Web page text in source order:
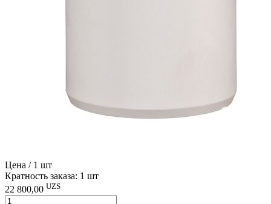
Цена / 1 шт
Кратность заказа: 1 шт
22 800,00 UZS